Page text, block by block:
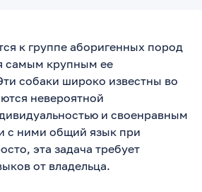
к группе аборигенных пород
самым крупным ее
собаки широко известны во
невероятной
и своенравным
с ними общий язык при
эта задача требует
от владельца.